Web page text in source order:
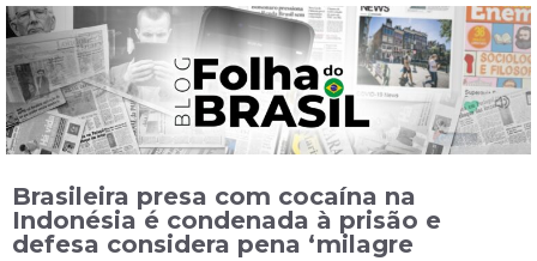
Brasileira presa com cocaína na
Indonésia é condenada à prisão e
defesa considera pena ‘milagre